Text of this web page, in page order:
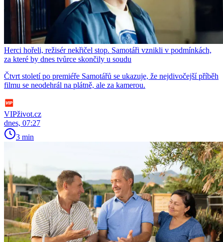
Herci hořeli, režisér nekřičel stop. Samotáři vznikli v podmínkách,
za které by dnes tvůrce skončily u soudu
Čtvrt století po premiéře Samotářů se ukazuje, že nejdivočejší příběh
filmu se neodehrál na plátně, ale za kamerou.
VIPživot.cz
dnes, 07:27
3 min